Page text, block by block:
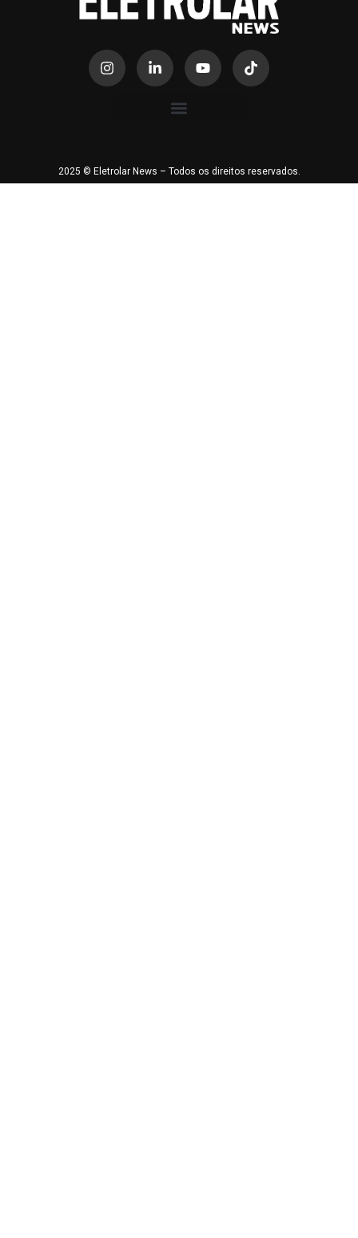
2025 © Eletrolar News – Todos os direitos reservados.